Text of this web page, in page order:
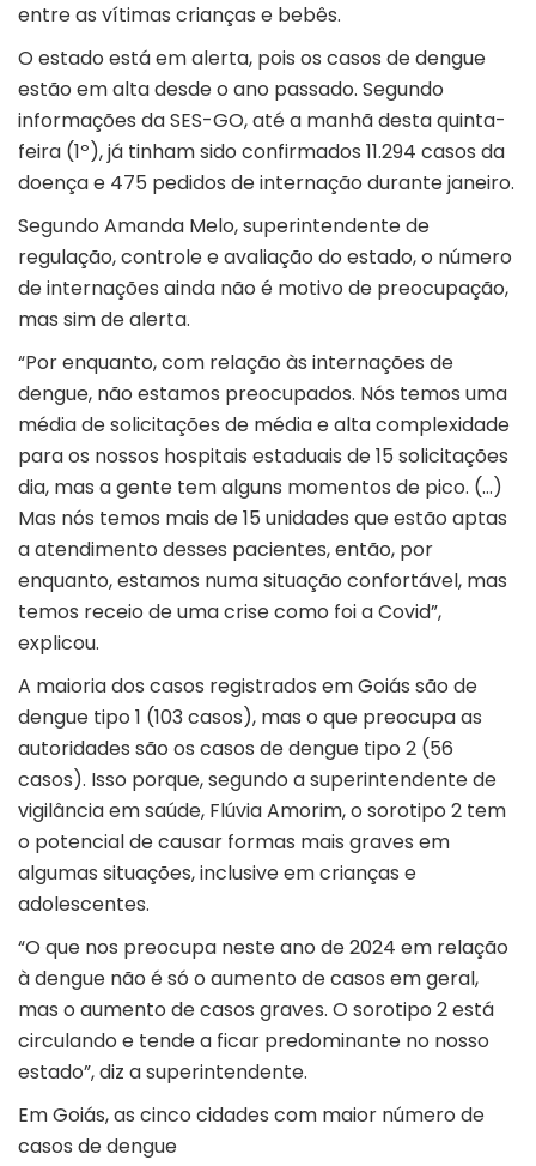
entre as vítimas crianças e bebês.
O estado está em alerta, pois os casos de dengue
estão em alta desde o ano passado. Segundo
informações da SES-GO, até a manhã desta quinta-
feira (1º), já tinham sido confirmados 11.294 casos da
doença e 475 pedidos de internação durante janeiro.
Segundo Amanda Melo, superintendente de
regulação, controle e avaliação do estado, o número
de internações ainda não é motivo de preocupação,
mas sim de alerta.
“Por enquanto, com relação às internações de
dengue, não estamos preocupados. Nós temos uma
média de solicitações de média e alta complexidade
para os nossos hospitais estaduais de 15 solicitações
dia, mas a gente tem alguns momentos de pico. (…)
Mas nós temos mais de 15 unidades que estão aptas
a atendimento desses pacientes, então, por
enquanto, estamos numa situação confortável, mas
temos receio de uma crise como foi a Covid”,
explicou.
A maioria dos casos registrados em Goiás são de
dengue tipo 1 (103 casos), mas o que preocupa as
autoridades são os casos de dengue tipo 2 (56
casos). Isso porque, segundo a superintendente de
vigilância em saúde, Flúvia Amorim, o sorotipo 2 tem
o potencial de causar formas mais graves em
algumas situações, inclusive em crianças e
adolescentes.
“O que nos preocupa neste ano de 2024 em relação
à dengue não é só o aumento de casos em geral,
mas o aumento de casos graves. O sorotipo 2 está
circulando e tende a ficar predominante no nosso
estado”, diz a superintendente.
Em Goiás, as cinco cidades com maior número de
casos de dengue